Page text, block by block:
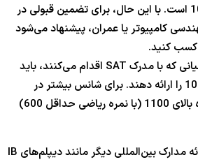
است. با این حال، برای تضمین قبولی در
کامپیوتر یا عمران، پیشنهاد می‌شود
کسب کنید.
آزمون SAT: متقاضیانی که با مدرک SAT اقدام می‌کنند، باید
را ارائه دهند. برای شانس بیشتر در
1100 (با نمره ریاضی حداقل 600
)
علاوه بر این، در صورت ارائه مدارک بین‌المللی دیگر مانند دیپلم‌های IB